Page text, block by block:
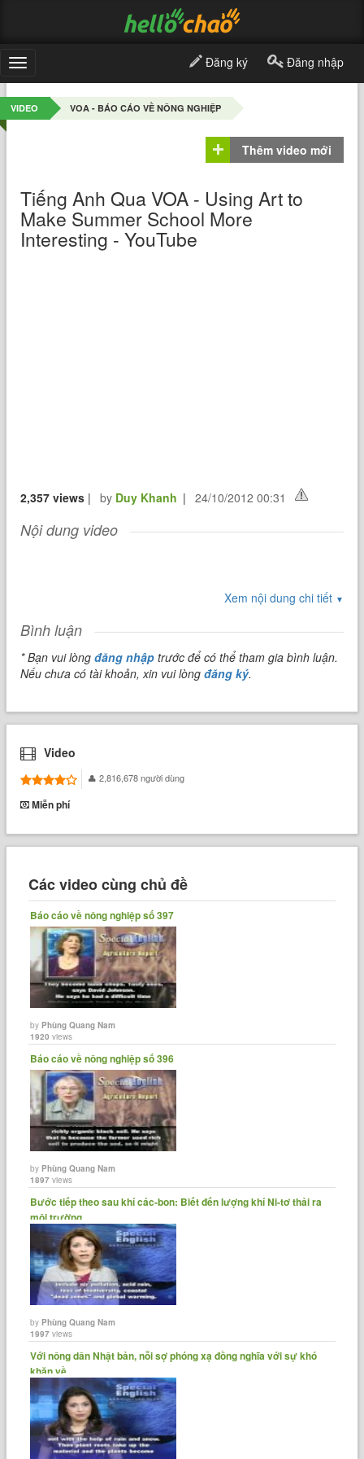
Toggle
navigation
Đăng ký Đăng nhập
VIDEO VOA - BÁO CÁO VỀ NÔNG NGHIỆP
Thêm video mới
Tiếng Anh Qua VOA - Using Art to
Make Summer School More
Interesting - YouTube
2,357 views | by Duy Khanh | 24/10/2012 00:31
Nội dung video
Xem nội dung chi tiết ▼
Bình luận
* Bạn vui lòngđăng nhập trước để có thể tham gia bình luận.
Nếu chưa có tài khoản, xin vui lòngđăng ký.
Video
2,816,678 người dùng
Miễn phí
Các video cùng chủ đề
Báo cáo về nông nghiệp số 397
byPhùng Quang Nam
1920 views
Báo cáo về nông nghiệp số 396
byPhùng Quang Nam
1897 views
Bước tiếp theo sau khí các-bon: Biết đến lượng khí Ni-tơ thải ra
môi trường.
byPhùng Quang Nam
1997 views
Với nông dân Nhật bản, nỗi sợ phóng xạ đồng nghĩa với sự khó
khăn về......